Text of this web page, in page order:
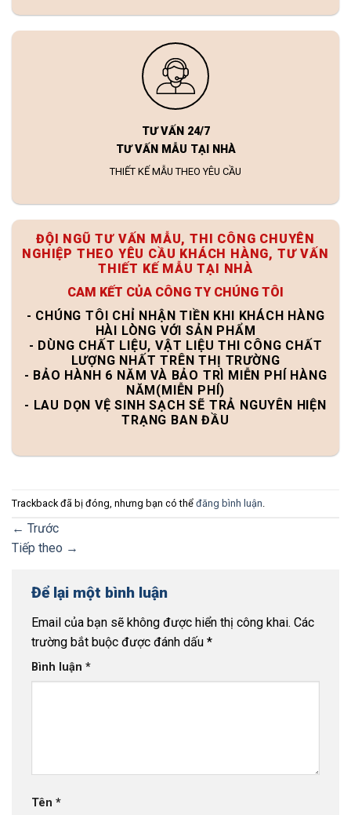
TƯ VẤN 24/7
TƯ VẤN MẪU TẠI NHÀ
THIẾT KẾ MẪU THEO YÊU CẦU
ĐỘI NGŨ TƯ VẤN MẪU, THI CÔNG CHUYÊN
NGHIỆP THEO YÊU CẦU KHÁCH HÀNG, TƯ VẤN
THIẾT KẾ MẪU TẠI NHÀ
CAM KẾT CỦA CÔNG TY CHÚNG TÔI
- CHÚNG TÔI CHỈ NHẬN TIỀN KHI KHÁCH HÀNG
HÀI LÒNG VỚI SẢN PHẨM
- DÙNG CHẤT LIỆU, VẬT LIỆU THI CÔNG CHẤT
LƯỢNG NHẤT TRÊN THỊ TRƯỜNG
- BẢO HÀNH 6 NĂM VÀ BẢO TRÌ MIỄN PHÍ HÀNG
NĂM(MIỄN PHÍ)
- LAU DỌN VỆ SINH SẠCH SẼ TRẢ NGUYÊN HIỆN
TRẠNG BAN ĐẦU
Trackback đã bị đóng, nhưng bạn có thể đăng bình luận
← Trước
Tiếp theo →
Để lại một bình luận
Email của bạn sẽ không được hiển thị công khai. Các
trường bắt buộc được đánh dấu *
Bình luận *
Tên *